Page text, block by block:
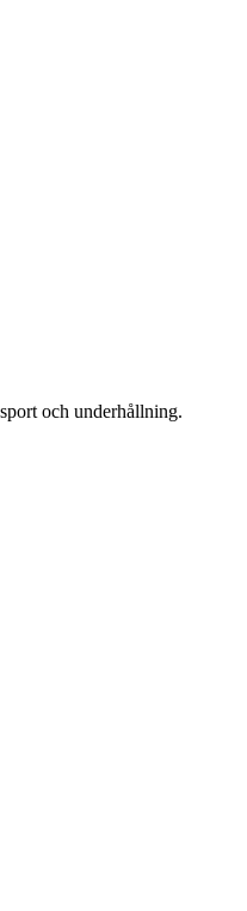
och underhållning.